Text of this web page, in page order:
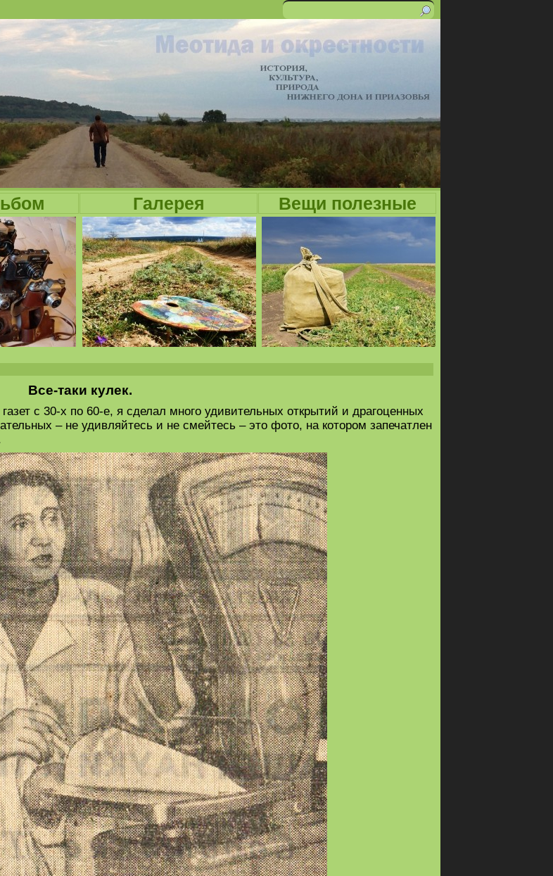
Форма
поиска
Поиск
Галерея Вещи полезные
Все-таки кулек.
с 30-х по 60-е, я сделал много удивительных открытий и драгоценных
– не удивляйтесь и не смейтесь – это фото, на котором запечатлен